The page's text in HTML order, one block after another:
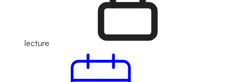
lecture